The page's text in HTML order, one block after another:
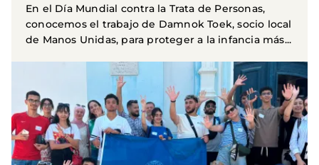
En el Día Mundial contra la Trata de Personas,
conocemos el trabajo de Damnok Toek, socio local
de Manos Unidas, para proteger a la infancia más...